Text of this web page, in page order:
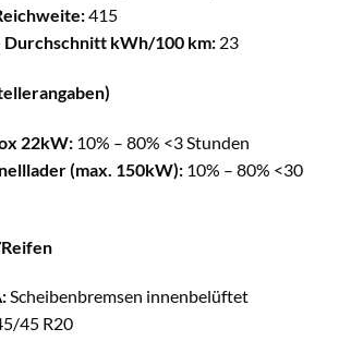
415
Durchschnitt kWh/100 km: 23
22kW: 10% – 80% <3 Stunden
(max. 150kW): 10% – 80% <30
Scheibenbremsen innenbelüftet
45 R20